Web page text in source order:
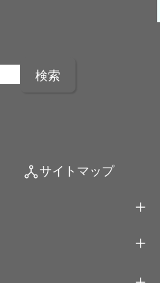
network_nodeサイトマップ